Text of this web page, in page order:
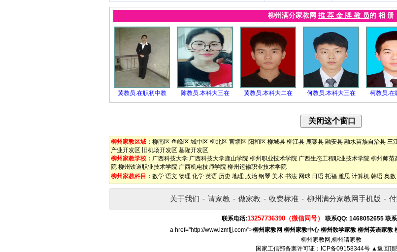
柳州满分家教网 推 荐 金 牌 教 员的 相 册
黄教员.在职初中教 陈教员.本科大三在 黄教员.本科大二在 何教员.本科大三在 柯教员.在
柳州家教区域： 柳南区 鱼峰区 城中区 柳北区 官塘区 阳和区 柳城县 柳江县 鹿寨县 融安县 融水苗族自治县 三
产业开发区
旧机场开发区 基隆开发区
柳州家教学校： 广西科技大学 广西科技大学鹿山学院 柳州职业技术学院 广西生态工程职业技术学院 柳州师范
院 柳州铁道职业技术学院 广西机电技师学院 柳州运输职业技术学院
柳州家教科目： 数学 语文 物理 化学 英语 历史 地理 政治 钢琴 美术 书法 网球 日语 托福 雅思 计算机 韩语 奥数
关于我们 - 请家教 - 做家教 - 收费标准 - 柳州满分家教网手机版 -
联系电话:13257736390（微信同号） 联系QQ: 1468052655 联
a href="http://www.lzmfjj.com/">柳州家教网 柳州家教中心 柳州数学家教 柳州英语家教
柳州家教网,柳州请家教
国家工信部备案许可证： ICP备09158344号 ▲返回顶